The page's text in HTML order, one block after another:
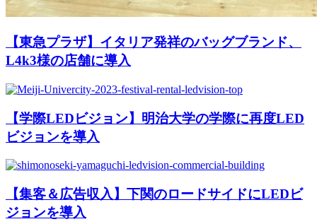
【東急プラザ】イタリア発祥のバッグブランド、
L4k3様の店舗に導入
【学際LEDビジョン】明治大学の学際に再度LED
ビジョンを導入
【集客＆広告収入】下関のロードサイドにLEDビ
ジョンを導入